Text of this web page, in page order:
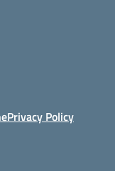
Privacy Policy